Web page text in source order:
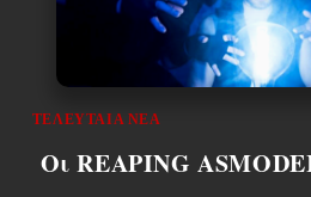
ΤΕΛΕΥΤΑΊΑ ΝΈΑ
Οι REAPING